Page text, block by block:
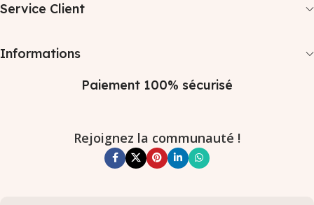
Service Client
Informations
Paiement 100% sécurisé
Rejoignez la communauté !